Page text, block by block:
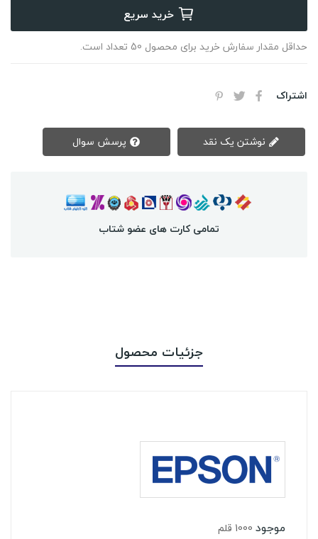
خرید سریع
حداقل مقدار سفارش خرید برای محصول 50 تعداد است.
اشتراک
تمامی کارت های عضو شتاب
جزئیات محصول
موجود 1000 قلم